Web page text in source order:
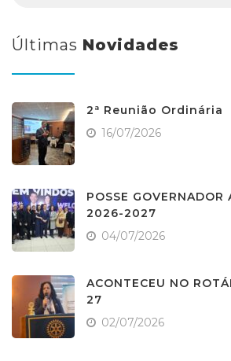
Últimas Novidades
2ª Reunião Ordinária
16/07/2026
POSSE GOVERNADOR
2026-2027
04/07/2026
ACONTECEU NO
27
02/07/2026